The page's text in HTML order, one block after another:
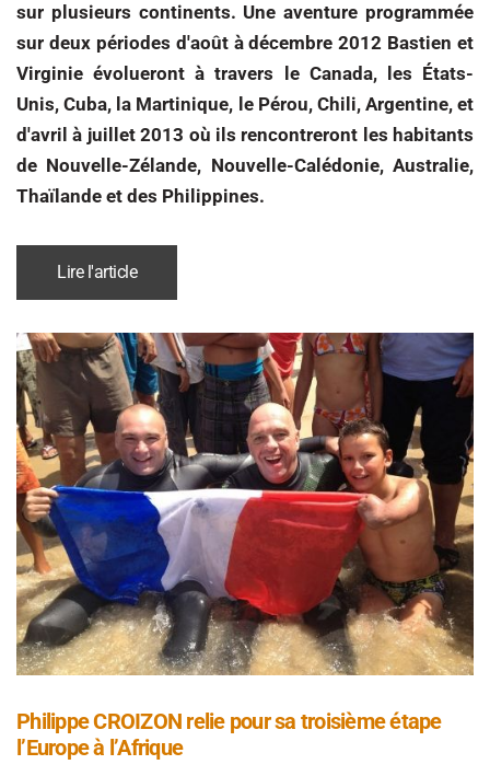
sur plusieurs continents. Une aventure programmée
sur deux périodes d'août à décembre 2012 Bastien et
Virginie évolueront à travers le Canada, les États-
Unis, Cuba, la Martinique, le Pérou, Chili, Argentine, et
d'avril à juillet 2013 où ils rencontreront les habitants
de Nouvelle-Zélande, Nouvelle-Calédonie, Australie,
Thaïlande et des Philippines.
Lire l'article
Philippe CROIZON relie pour sa troisième étape
l’Europe à l’Afrique